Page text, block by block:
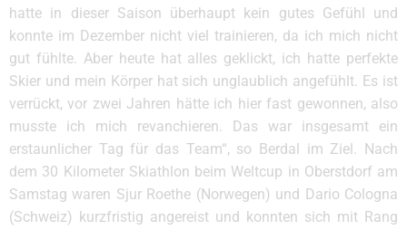
hatte in dieser Saison überhaupt kein gutes Gefühl und
konnte im Dezember nicht viel trainieren, da ich mich nicht
gut fühlte. Aber heute hat alles geklickt, ich hatte perfekte
Skier und mein Körper hat sich unglaublich angefühlt. Es ist
verrückt, vor zwei Jahren hätte ich hier fast gewonnen, also
musste ich mich revanchieren. Das war insgesamt ein
erstaunlicher Tag für das Team“, so Berdal im Ziel. Nach
dem 30 Kilometer Skiathlon beim Weltcup in Oberstdorf am
Samstag waren Sjur Roethe (Norwegen) und Dario Cologna
(Schweiz) kurzfristig angereist und konnten sich mit Rang